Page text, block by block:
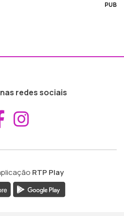
PUB
redes sociais
Aceder ao
RTP Play